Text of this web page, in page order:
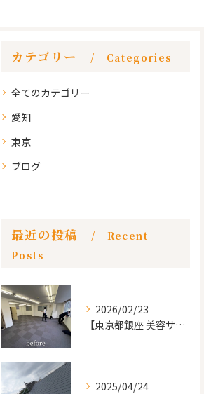
カテゴリー Categories
全てのカテゴリー
愛知
東京
ブログ
最近の投稿
Recent
Posts
2026/02/23
【東京都銀座 美容サロン店舗工事】
2025/04/24